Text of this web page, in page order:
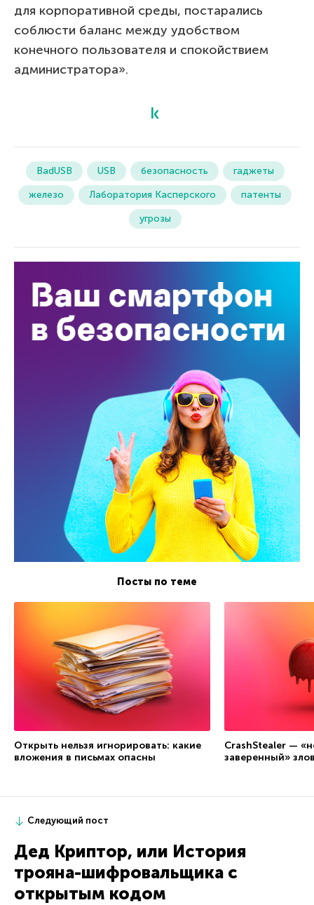
для корпоративной среды, постарались
соблюсти баланс между удобством
конечного пользователя и спокойствием
администратора».
BadUSB USB безопасность
гаджеты
железо
Лаборатория Касперского
патенты
угрозы
Посты по теме
Открыть нельзя игнорировать: какие
вложения в письмах опасны
CrashStealer —
заверенный»
Следующий пост
Дед Криптор, или История
трояна-шифровальщика с
открытым кодом